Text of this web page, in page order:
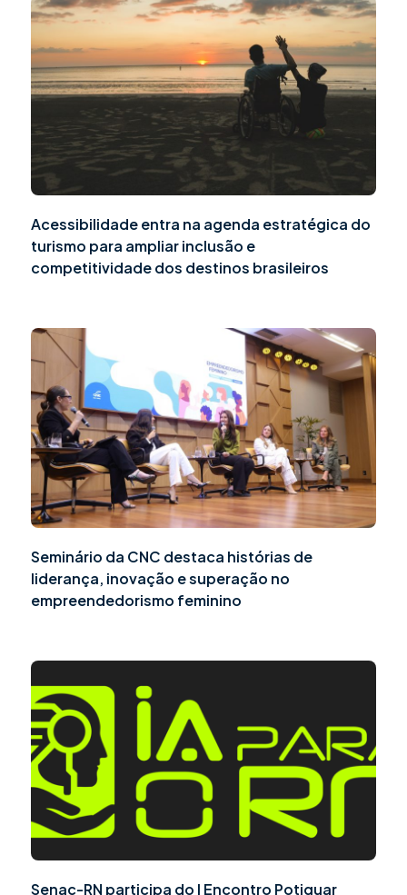
Acessibilidade entra na agenda estratégica do
turismo para ampliar inclusão e
competitividade dos destinos brasileiros
Seminário da CNC destaca histórias de
liderança, inovação e superação no
empreendedorismo feminino
Senac-RN participa do I Encontro Potiguar